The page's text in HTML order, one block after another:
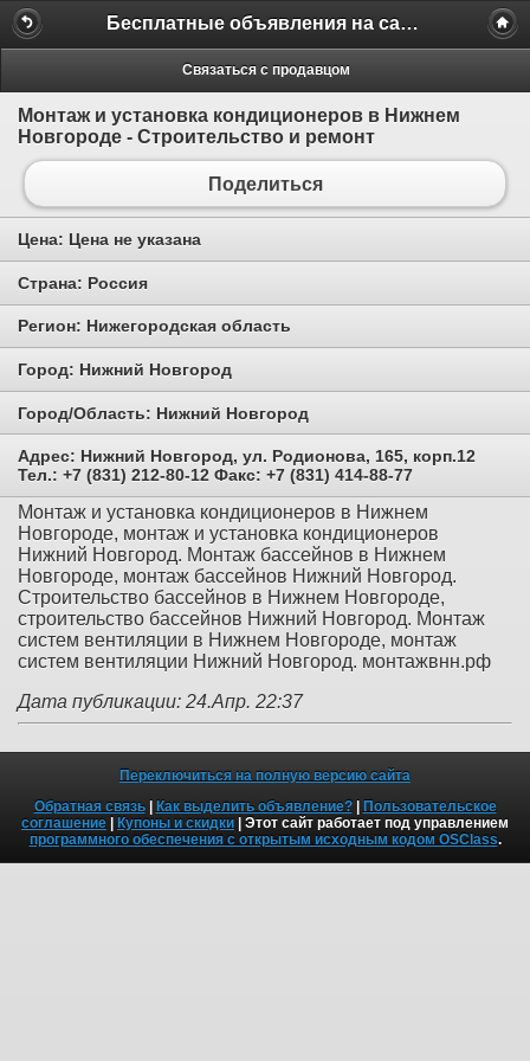
Бесплатные объявления на сайте MILAMO.ru
Связаться с продавцом
Монтаж и установка кондиционеров в Нижнем
Новгороде - Строительство и ремонт
Поделиться
Цена: Цена не указана
Страна: Россия
Регион: Нижегородская область
Город: Нижний Новгород
Город/Область: Нижний Новгород
Адрес: Нижний Новгород, ул. Родионова, 165, корп.12
Тел.: +7 (831) 212-80-12 Факс: +7 (831) 414-88-77
Монтаж и установка кондиционеров в Нижнем
Новгороде, монтаж и установка кондиционеров
Нижний Новгород. Монтаж бассейнов в Нижнем
Новгороде, монтаж бассейнов Нижний Новгород.
Строительство бассейнов в Нижнем Новгороде,
строительство бассейнов Нижний Новгород. Монтаж
систем вентиляции в Нижнем Новгороде, монтаж
систем вентиляции Нижний Новгород. монтажвнн.рф
Дата публикации: 24.Апр. 22:37
Переключиться на полную версию сайта
Обратная связь| Как выделить объявление?| Пользовательское
соглашение | Купоны и скидки | Этот сайт работает под управлением
программного обеспечения с открытым исходным кодом OSClass.